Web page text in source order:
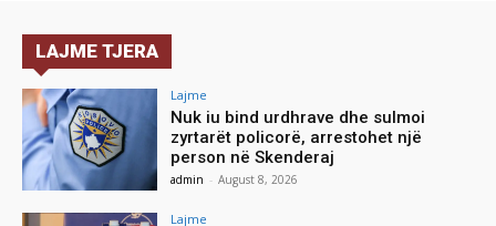
LAJME TJERA
Lajme
Nuk iu bind urdhrave dhe sulmoi
zyrtarët policorë, arrestohet një
person në Skenderaj
admin - August 8, 2026
Lajme